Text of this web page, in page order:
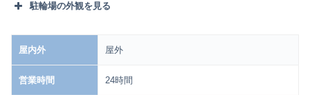
駐輪場の外観を見る
屋内外 屋外
営業時間 24時間